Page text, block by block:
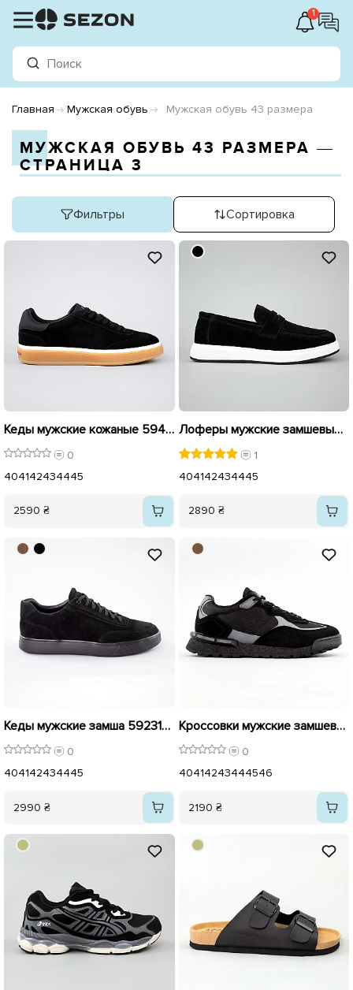
1
Главная Мужская обувь Мужская обувь 43 размера
МУЖСКАЯ ОБУВЬ 43 РАЗМЕРА ―
СТРАНИЦА 3
Фильтры Сортировка
Кеды мужские кожаные 594528 Черные
0
404142434445
2590 ₴
Лоферы мужские замшевые 594533 Черные
1
404142434445
2890 ₴
Кеды мужские замша 592313 Черные
0
404142434445
2990 ₴
Кроссовки мужские замшевые с эко кожей 594894 Черный
0
40414243444546
2190 ₴